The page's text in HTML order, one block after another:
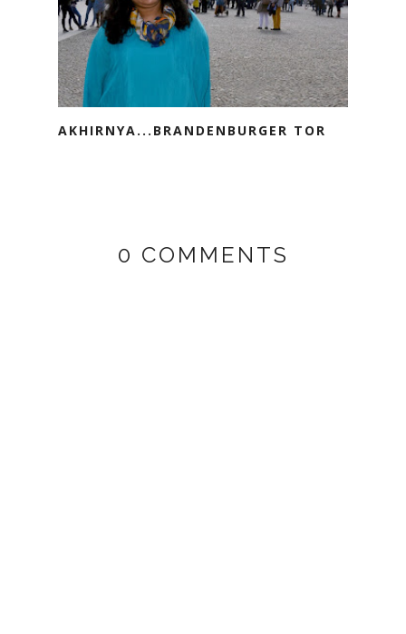
AKHIRNYA...BRANDENBURGER TOR
0 COMMENTS